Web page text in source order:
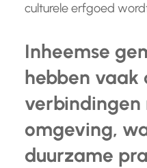
culturele erfgoed
Inheemse
hebben vaak
verbindingen
omgeving,
duurzame